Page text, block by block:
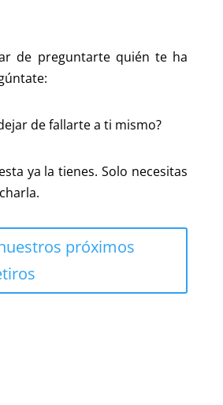
de preguntarte quién te ha
de fallarte a ti mismo?
ya la tienes. Solo necesitas
próximos